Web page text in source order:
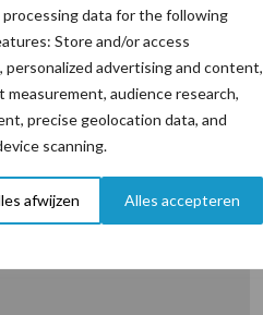
data for the following
Store and/or access
personalized advertising and content,
audience research,
precise geolocation data, and
scanning.
afwijzen Alles accepteren